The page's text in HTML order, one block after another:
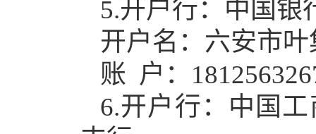
5.开户行：中国银
开户名：六安市
账 户：
6.开户行：中国